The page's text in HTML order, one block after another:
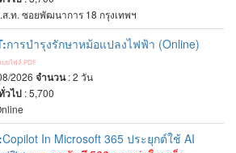
ส.ท. ซอยพัฒนาการ 18 กรุงเทพฯ
การบำรุงรักษาหม้อแปลงไฟฟ้า (Online)
บบไฟล์ PDF
2026 จำนวน: 2 วัน
วไป : 5,700
Copilot In Microsoft 365 ประยุกต์ใช้ AI